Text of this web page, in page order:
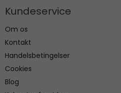
Kundeservice
Om os
Kontakt
Handelsbetingelser
Cookies
Blog